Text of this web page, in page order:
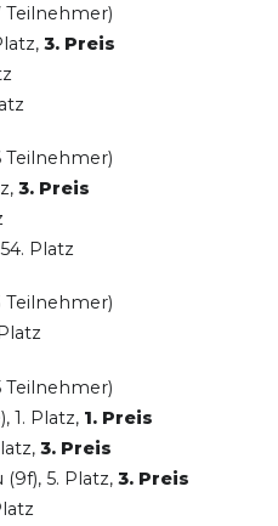
Teilnehmer)
3. Preis
Teilnehmer)
3. Preis
Platz
Teilnehmer)
Teilnehmer)
1. Platz, 1. Preis
3. Preis
5. Platz, 3. Preis